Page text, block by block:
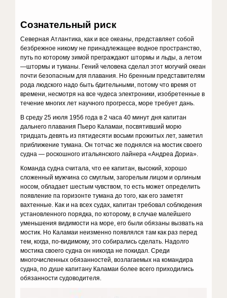
Сознательный риск
Северная Атлантика, как и все океаны, представляет собой
безбрежное никому не принадлежащее водное пространство,
путь по которому зимой преграждают штормы и льды, а летом
—штормы и туманы. Гений человека сделал этот могучий океан
почти безопасным для плавания. Но бренным представителям
рода людского надо быть бдительными, потому что время от
времени, несмотря на все чудеса электроники, изобретенные в
течение многих лет научного прогресса, море требует дань.
В среду 25 июля 1956 года в 2 часа 40 минут дня капитан
дальнего плавания Пьеро Каламаи, посвятивший морю
тридцать девять из пятидесяти восьми прожитых лет, заметил
приближение тумана. Он тотчас же поднялся на мостик своего
судна — роскошного итальянского лайнера «Андреа Дориа».
Команда судна считала, что ее капитан, высокий, хорошо
сложенный мужчина со смуглым, загорелым лицом и орлиным
носом, обладает шестым чувством, то есть может определить
появление па горизонте тумана до того, как его заметят
вахтенные. Как и на всех судах, капитан требовал соблюдения
установленного порядка, по которому, в случае малейшего
уменьшения видимости на море, его были обязаны вызвать на
мостик. Но Каламаи неизменно появлялся там как раз перед
тем, когда, по-видимому, это собирались сделать. Надолго
мостика своего судна он никогда не покидал. Среди
многочисленных обязанностей, возлагаемых на командира
судна, по душе капитану Каламаи более всего приходились
обязанности судоводителя.